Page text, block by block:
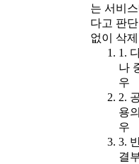
는 서비
다고 판
없이 삭
1.
나
우
2.
용
우
3.
결